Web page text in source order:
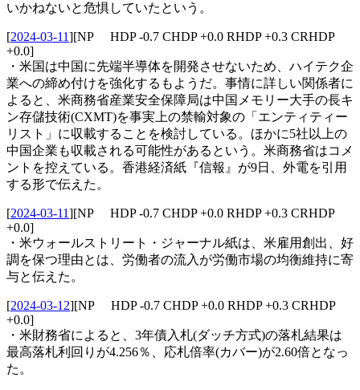
いかねないと危惧していたという。
[2024-03-11][NP HDP -0.7 CHDP +0.0 RHDP +0.3 CRHDP
+0.0]
・米国は中国に先端半導体を開発させないため、ハイテク企
業への締め付けを強化するもようだ。事情に詳しい関係者に
よると、米商務省産業安全保障局は中国メモリー大手の長キ
ン存儲技術(CXMT)を事実上の禁輸対象の「エンティティー
リスト」に収載することを検討している。ほかに5社以上の
中国企業も収載される可能性があるという。米商務省はコメ
ントを控えている。香港経済紙『信報』が9日、外電を引用
する形で伝えた。
[2024-03-11][NP HDP -0.7 CHDP +0.0 RHDP +0.3 CRHDP
+0.0]
・米ウォールストリート・ジャーナル紙は、米雇用創出、好
調を保つ理由とは、労働者の流入が労働市場の均衡維持に寄
与と伝えた。
[2024-03-12][NP HDP -0.7 CHDP +0.0 RHDP +0.3 CRHDP
+0.0]
・米財務省によると、3年債入札(ダッチ方式)の落札結果は
最高落札利回りが4.256％、応札倍率(カバー)が2.60倍となっ
た。